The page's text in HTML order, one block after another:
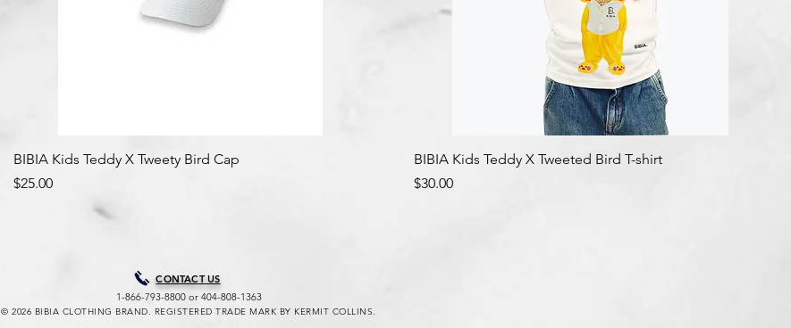
クイックビュー
BIBIA Kids Teddy X Tweety Bird Cap
価格
$25.00
クイックビュー
BIBIA Kids Teddy X Tweeted Bird T-shirt
価格
$30.00
CONTACT US
1-866-793-8800 or 404-808-1363
© 2026 BIBIA CLOTHING BRAND. REGISTERED TRADE MARK BY KERMIT COLLINS.